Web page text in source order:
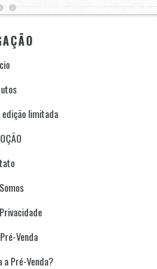
limitada
Venda
a Pré-Venda?